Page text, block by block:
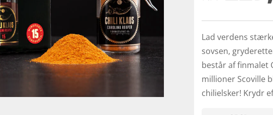
Lad verdens
sovsen,
består af finmalet
millioner Scoville
chilielsker! Krydr